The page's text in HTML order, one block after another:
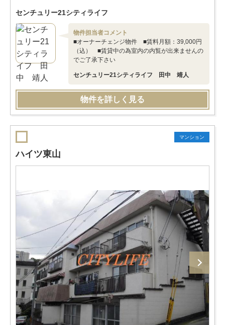
センチュリー21シティライフ
物件担当者コメント
■オーナーチェンジ物件 ■賃料月額：39,000円
（込） ■賃貸中の為室内の内覧が出来ませんの
でご了承下さい
センチュリー21シティライフ 田中 靖人
物件を詳しく見る
マンション
ハイツ東山